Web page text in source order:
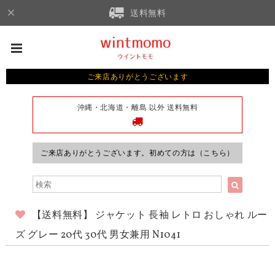
送料無料
ご来店ありがとうございます
沖縄・北海道・離島 以外 送料無料
ご来店ありがとうございます。初めての方は（こちら）
【送料無料】 ジャケット 長袖 レトロ おしゃれ ルー
ズ グレー 20代 30代 男女兼用 N1041